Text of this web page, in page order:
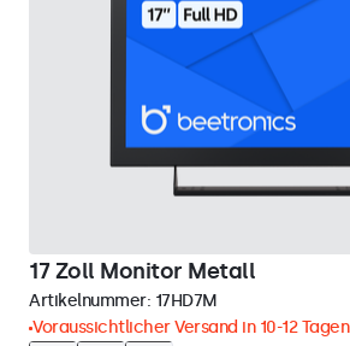
17 Zoll Monitor Metall
Artikelnummer: 17HD7M
Voraussichtlicher Versand in 10-12 Tagen